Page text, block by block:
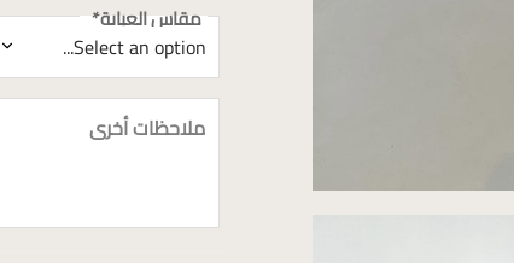
مقاس العباية*
ملاحظات أخرى